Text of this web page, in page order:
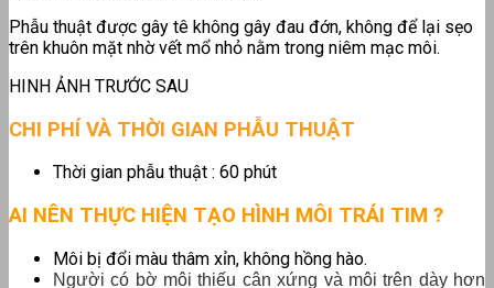
Phẫu thuật được gây tê không gây đau đớn, không để lại sẹo
trên khuôn mặt nhờ vết mổ nhỏ nằm trong niêm mạc môi.
HINH ẢNH TRƯỚC SAU
CHI PHÍ VÀ THỜI GIAN PHẪU THUẬT
Thời gian phẫu thuật : 60 phút
AI NÊN THỰC HIỆN TẠO HÌNH MÔI TRÁI TIM ?
Môi bị đổi màu thâm xỉn, không hồng hào.
Người có bờ môi thiếu cân xứng và môi trên dày hơn